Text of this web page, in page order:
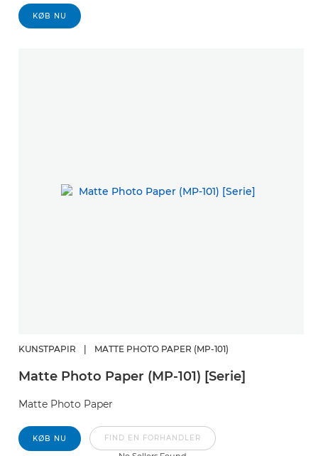
KØB NU
KUNSTPAPIR | MATTE PHOTO PAPER (MP-101)
Matte Photo Paper (MP-101) [Serie]
Matte Photo Paper
KØB NU FIND EN FORHANDLER